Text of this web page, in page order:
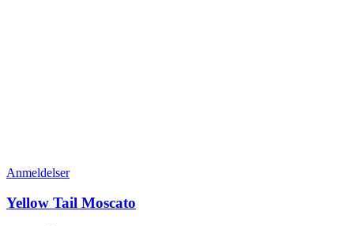
Anmeldelser
Yellow Tail Moscato